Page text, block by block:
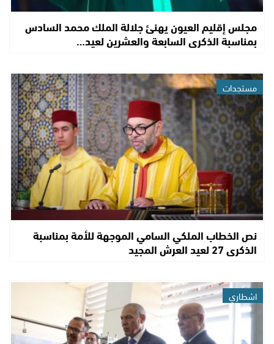
مجلس إقليم العيون يهنئ جلالة الملك محمد السادس
بمناسبة الذكرى السابعة والعشرين لعيد…
مستجدات
نص الخطاب الملكي السامي الموجهة للأمة بمناسبة
الذكرى 27 لعيد العرش المجيد
اشطاري